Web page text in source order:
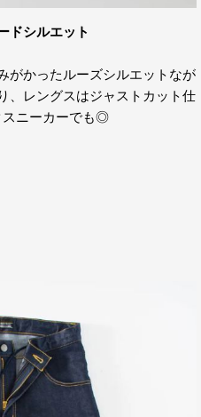
ドシルエット
がかったルーズシルエットなが
、レングスはジャストカット仕
スニーカーでも◎